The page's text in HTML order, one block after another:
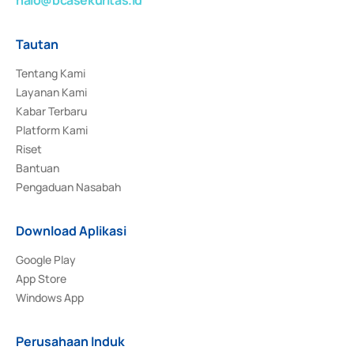
Tautan
Tentang Kami
Layanan Kami
Kabar Terbaru
Platform Kami
Riset
Bantuan
Pengaduan Nasabah
Download Aplikasi
Google Play
App Store
Windows App
Perusahaan Induk